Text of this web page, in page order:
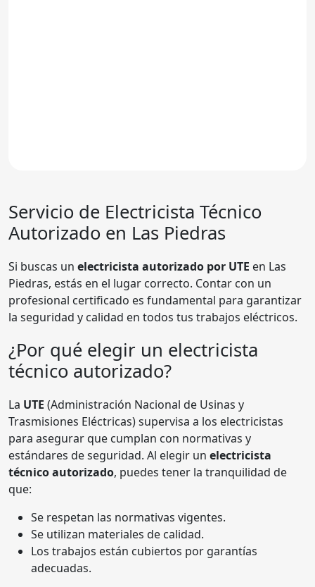
Servicio de Electricista Técnico
Autorizado en Las Piedras
Si buscas un electricista autorizado por UTE en Las
Piedras, estás en el lugar correcto. Contar con un
profesional certificado es fundamental para garantizar
la seguridad y calidad en todos tus trabajos eléctricos.
¿Por qué elegir un electricista
técnico autorizado?
La UTE (Administración Nacional de Usinas y
Trasmisiones Eléctricas) supervisa a los electricistas
para asegurar que cumplan con normativas y
estándares de seguridad. Al elegir un electricista
técnico autorizado, puedes tener la tranquilidad de
que:
Se respetan las normativas vigentes.
Se utilizan materiales de calidad.
Los trabajos están cubiertos por garantías
adecuadas.